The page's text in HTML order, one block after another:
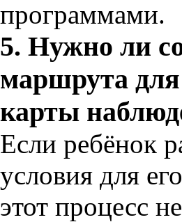
программами.
5. Нужно ли
маршрута
карты
Если ребёнок
условия для
этот процесс